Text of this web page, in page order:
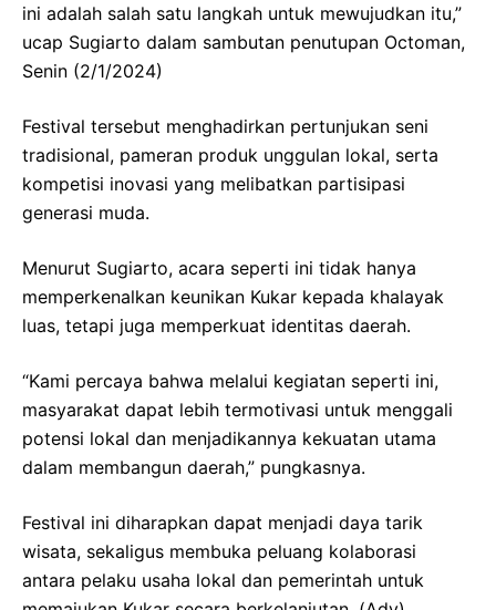
ini adalah salah satu langkah untuk mewujudkan itu,”
ucap Sugiarto dalam sambutan penutupan Octoman,
Senin (2/1/2024)
Festival tersebut menghadirkan pertunjukan seni
tradisional, pameran produk unggulan lokal, serta
kompetisi inovasi yang melibatkan partisipasi
generasi muda.
Menurut Sugiarto, acara seperti ini tidak hanya
memperkenalkan keunikan Kukar kepada khalayak
luas, tetapi juga memperkuat identitas daerah.
“Kami percaya bahwa melalui kegiatan seperti ini,
masyarakat dapat lebih termotivasi untuk menggali
potensi lokal dan menjadikannya kekuatan utama
dalam membangun daerah,” pungkasnya.
Festival ini diharapkan dapat menjadi daya tarik
wisata, sekaligus membuka peluang kolaborasi
antara pelaku usaha lokal dan pemerintah untuk